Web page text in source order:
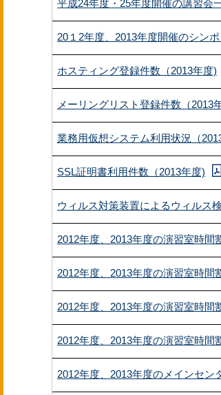
平成24年度・25年度開催の講習会
20１2年度、2013年度開催のシン
ホスティング登録件数（2013年度)
メーリングリスト登録件数（2013
業務用仮想システム利用状況（
SSL証明書利用件数（2013年度)
ウィルス対策装置によるウィルス
2012年度、2013年度の演習室時間
2012年度、2013年度の演習室時間
2012年度、2013年度の演習室時間
2012年度、2013年度の演習室時間
2012年度、2013年度のメインセ